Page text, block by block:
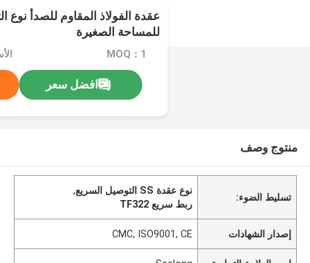
للمساحة الصغيرة
MOQ：1
افضل سعر
منتوج وصف
تسليط الضوء:
نوع عقدة SS التوصيل السريع
,
ربط سريع TF322
إصدار الشهادات CMC, ISO9001, CE